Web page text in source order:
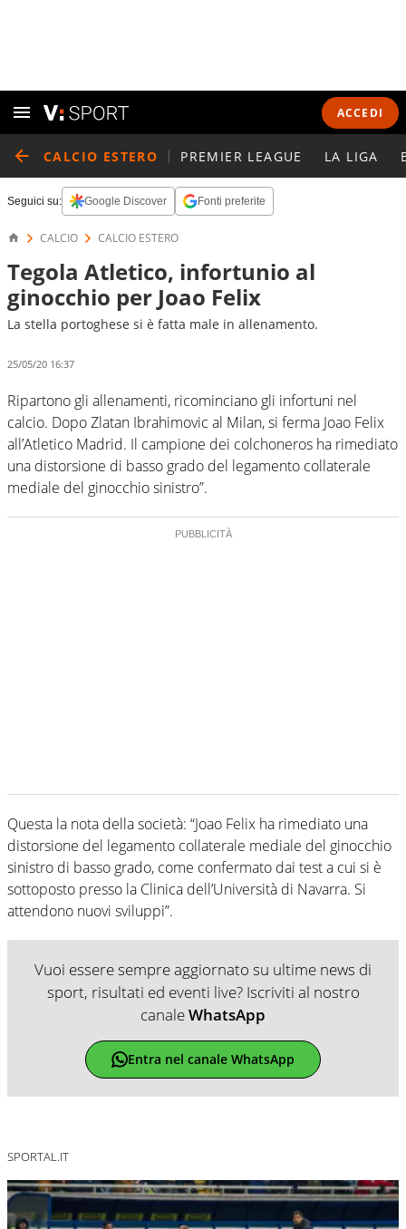
ACCEDI
CALCIO ESTERO PREMIER LEAGUE LA LIGA
Seguici su: Google Discover Fonti preferite
CALCIO CALCIO ESTERO
Tegola Atletico, infortunio al
ginocchio per Joao Felix
La stella portoghese si è fatta male in allenamento.
25/05/20 16:37
Ripartono gli allenamenti, ricominciano gli infortuni nel
calcio. Dopo Zlatan Ibrahimovic al Milan, si ferma Joao Felix
all’Atletico Madrid. Il campione dei colchoneros ha rimediato
una distorsione di basso grado del legamento collaterale
mediale del ginocchio sinistro”.
Questa la nota della società: “Joao Felix ha rimediato una
distorsione del legamento collaterale mediale del ginocchio
sinistro di basso grado, come confermato dai test a cui si è
sottoposto presso la Clinica dell’Università di Navarra. Si
attendono nuovi sviluppi”.
Vuoi essere sempre aggiornato su ultime news di
sport, risultati ed eventi live? Iscriviti al nostro
canaleWhatsApp
Entra nel canale WhatsApp
SPORTAL.IT